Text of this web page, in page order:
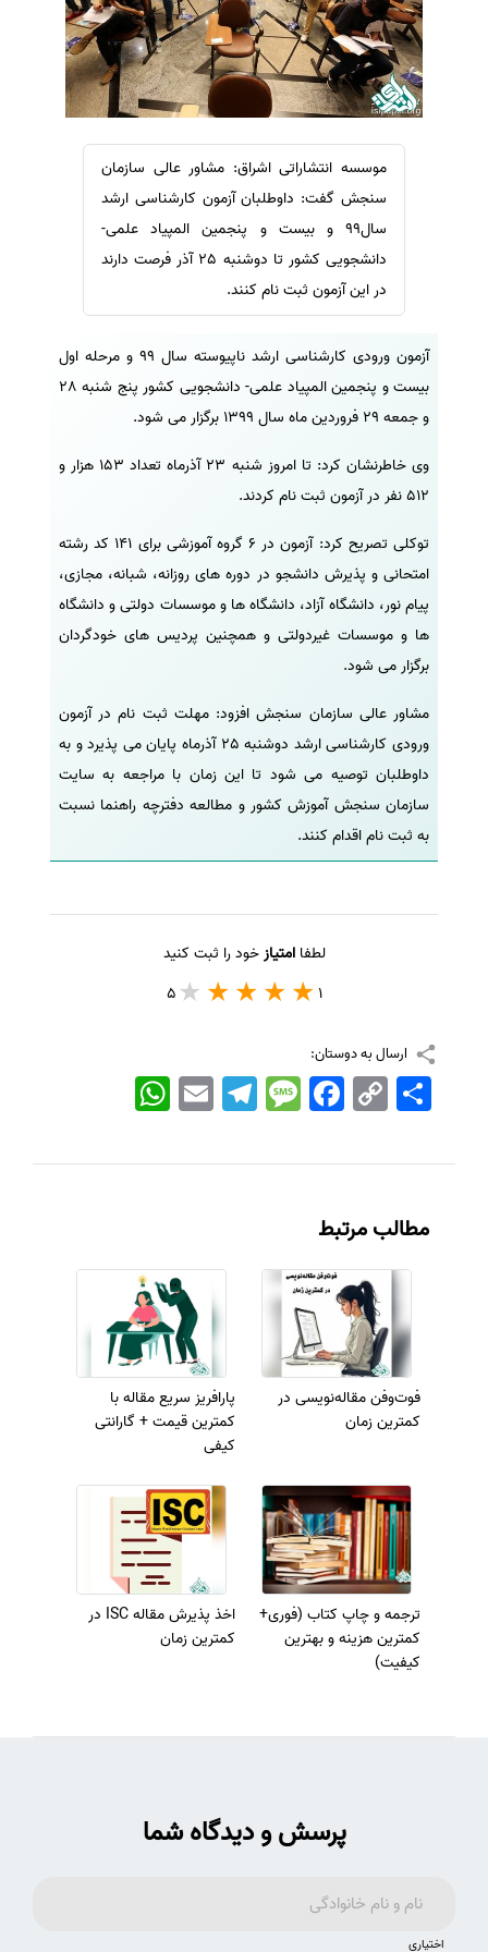
ترجمه عربی به فارسی
مشاهده همه زبان ها
سفارش ویرایش
سفارش پارافریز
سفارش فرمت‌بندی
سفارش معرفی مجله
سفارش معرفی مقاله
سفارش معرفی کتاب
سفارش چکیده مبسوط
سفارش ترجمه مولتی‌مدیا
سفارش گویندگی
سفارش تولید محتوا
سفارش ترجمه همزمان
سفارش تهیه کاورلتر
موسسه انتشاراتی اشراق: مشاور عالی سازمان
سنجش گفت: داوطلبان آزمون کارشناسی ارشد
سال99 و بیست و پنجمین المپیاد علمی-
دانشجویی کشور تا دوشنبه 25 آذر فرصت دارند
در این آزمون ثبت نام کنند.
آزمون ورودی کارشناسی ارشد ناپیوسته سال 99 و مرحله اول
بیست و پنجمین المپیاد علمی- دانشجویی کشور پنج شنبه 28
و جمعه 29 فروردین ماه سال 1399 برگزار می شود.
وی خاطرنشان کرد: تا امروز شنبه 23 آذرماه تعداد 153 هزار و
512 نفر در آزمون ثبت نام کردند.
توکلی تصریح کرد: آزمون در 6 گروه آموزشی برای 141 کد رشته
امتحانی و پذیرش دانشجو در دوره های روزانه، شبانه، مجازی،
پیام نور، دانشگاه آزاد، دانشگاه ها و موسسات دولتی و دانشگاه
ها و موسسات غیردولتی و همچنین پردیس های خودگردان
برگزار می شود.
مشاور عالی سازمان سنجش افزود: مهلت ثبت نام در آزمون
ورودی کارشناسی ارشد دوشنبه 25 آذرماه پایان می پذیرد و به
داوطلبان توصیه می شود تا این زمان با مراجعه به سایت
سازمان سنجش آموزش کشور و مطالعه دفترچه راهنما نسبت
به ثبت نام اقدام کنند.
لطفاامتیازخود را ثبت کنید
1
5
ارسال به دوستان:
WhatsApp EmailTelegramMessageFacebook Copy
Link
اشتراک
مطالب مرتبط
فوت‌وفن مقاله‌نویسی در
کمترین زمان
پارافریز سریع مقاله با
کمترین قیمت + گارانتی
کیفی
ترجمه و چاپ کتاب (فوری+
کمترین هزینه و بهترین
کیفیت)
اخذ پذیرش مقاله ISC در
کمترین زمان
پرسش و دیدگاه شما
اختیاری